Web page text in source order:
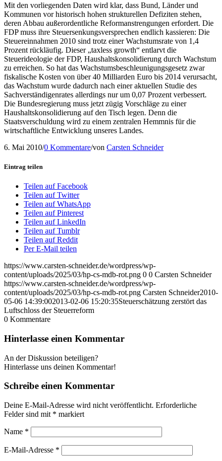
Mit den vorliegenden Daten wird klar, dass Bund, Länder und
Kommunen vor historisch hohen strukturellen Defiziten stehen,
deren Abbau außerordentliche Reformanstrengungen erfordert. Die
FDP muss ihre Steuersenkungsversprechen endlich kassieren: Die
Steuereinnahmen 2010 sind trotz einer Wachstumsrate von 1,4
Prozent rückläufig. Dieser „taxless growth“ entlarvt die
Steuerideologie der FDP, Haushaltskonsolidierung durch Wachstum
zu erreichen. So hat das Wachstumsbeschleunigungsgesetz zwar
fiskalische Kosten von über 40 Milliarden Euro bis 2014 verursacht,
das Wachstum wurde dadurch nach einer aktuellen Studie des
Sachverständigenrates allerdings nur um 0,07 Prozent verbessert.
Die Bundesregierung muss jetzt zügig Vorschläge zu einer
Haushaltskonsolidierung auf den Tisch legen. Denn die
Staatsverschuldung wird zu einem zentralen Hemmnis für die
wirtschaftliche Entwicklung unseres Landes.
6. Mai 2010/0 Kommentare/von Carsten Schneider
Eintrag teilen
Teilen auf Facebook
Teilen auf Twitter
Teilen auf WhatsApp
Teilen auf Pinterest
Teilen auf LinkedIn
Teilen auf Tumblr
Teilen auf Reddit
Per E-Mail teilen
https://www.carsten-schneider.de/wordpress/wp-
content/uploads/2025/03/hp-cs-mdb-rot.png 0 0 Carsten Schneider
https://www.carsten-schneider.de/wordpress/wp-
content/uploads/2025/03/hp-cs-mdb-rot.png Carsten Schneider2010-
05-06 14:39:002013-02-06 15:20:35Steuerschätzung zerstört das
Luftschloss der Steuerreform
0 Kommentare
Hinterlasse einen Kommentar
An der Diskussion beteiligen?
Hinterlasse uns deinen Kommentar!
Schreibe einen Kommentar
Deine E-Mail-Adresse wird nicht veröffentlicht. Erforderliche
Felder sind mit * markiert
Name *
E-Mail-Adresse *